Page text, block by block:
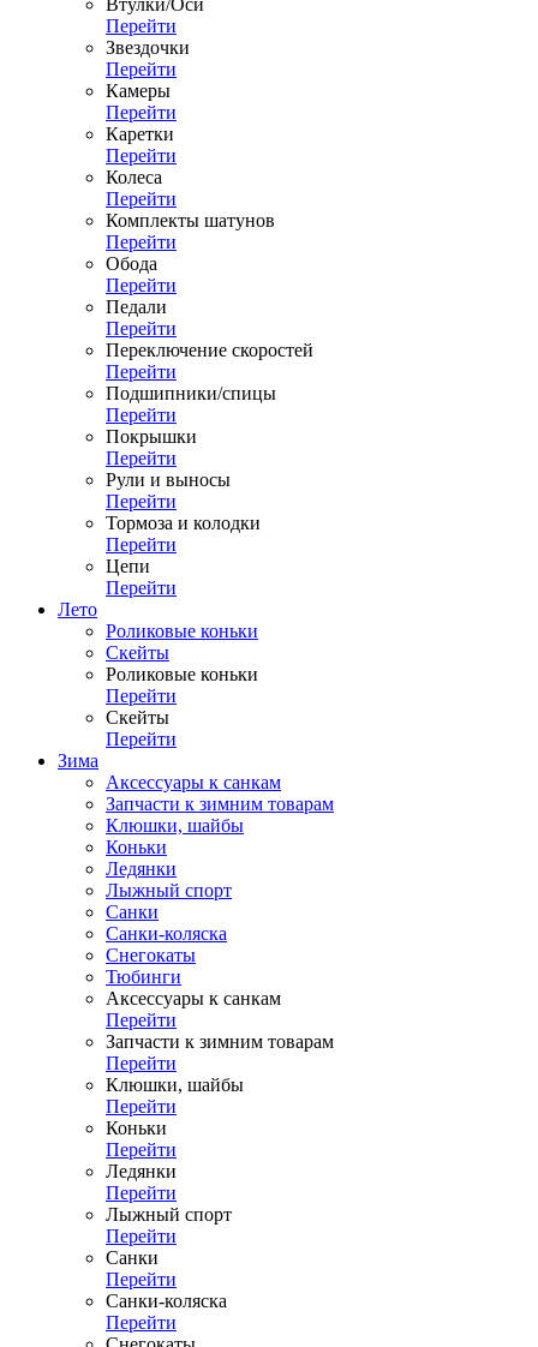
Втулки/Оси
Перейти
Звездочки
Перейти
Камеры
Перейти
Каретки
Перейти
Колеса
Перейти
Комплекты шатунов
Перейти
Обода
Перейти
Педали
Перейти
Переключение скоростей
Перейти
Подшипники/спицы
Перейти
Покрышки
Перейти
Рули и выносы
Перейти
Тормоза и колодки
Перейти
Цепи
Перейти
Лето
Роликовые коньки
Скейты
Роликовые коньки
Перейти
Скейты
Перейти
Зима
Аксессуары к санкам
Запчасти к зимним товарам
Клюшки, шайбы
Коньки
Ледянки
Лыжный спорт
Санки
Санки-коляска
Снегокаты
Тюбинги
Аксессуары к санкам
Перейти
Запчасти к зимним товарам
Перейти
Клюшки, шайбы
Перейти
Коньки
Перейти
Ледянки
Перейти
Лыжный спорт
Перейти
Санки
Перейти
Санки-коляска
Перейти